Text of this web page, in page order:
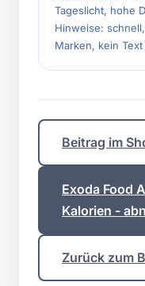
Tageslicht, hohe
Hinweise:
Marken, kein Text
Beitrag im
Exoda Food
Kalorien -
Zurück zum